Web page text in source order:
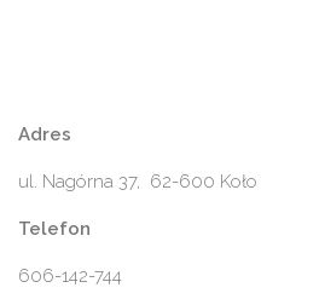
Adres
ul. Nagórna 37, 62-600 Koło
Telefon
606-142-744